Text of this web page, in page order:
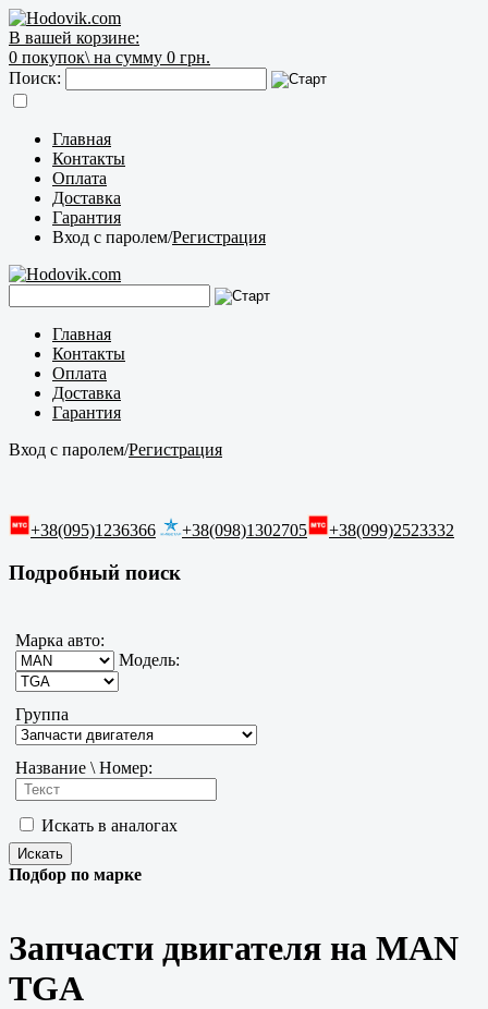
В вашей корзине:
0 покупок\ на сумму 0 грн.
Поиск:
Главная
Контакты
Оплата
Доставка
Гарантия
Вход с паролем/Регистрация
Главная
Контакты
Оплата
Доставка
Гарантия
Вход с паролем/Регистрация
+38(095)1236366 +38(098)1302705 +38(099)2523332
Подробный поиск
Марка авто:
Модель:
Группа
Название \ Номер:
Искать в аналогах
Подбор по марке
Запчасти двигателя на MAN
TGA